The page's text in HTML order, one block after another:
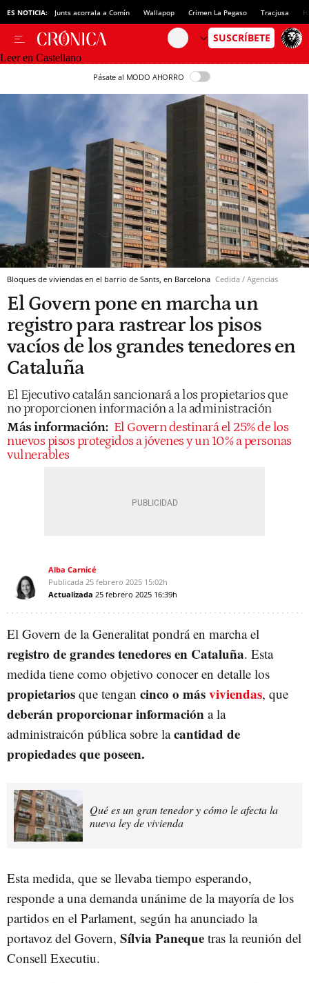
ES NOTICIA: Junts acorrala a Comín Wallapop Crimen La Pegaso Tracjusa
Leer en Castellano
Pásate al MODO AHORRO
Bloques de viviendas en el barrio de Sants, en Barcelona Cedida / Agencias
El Govern pone en marcha un
registro para rastrear los pisos
vacíos de los grandes tenedores en
Cataluña
El Ejecutivo catalán sancionará a los propietarios que
no proporcionen información a la administración
Más información: El Govern destinará el 25% de los
nuevos pisos protegidos a jóvenes y un 10% a personas
vulnerables
Alba Carnicé
Publicada 25 febrero 2025 15:02h
Actualizada 25 febrero 2025 16:39h
El Govern de la Generalitat pondrá en marcha el
registro de grandes tenedores en Cataluña. Esta
medida tiene como objetivo conocer en detalle los
propietarios que tengan cinco o másviviendas, que
deberán proporcionar información a la
administraicón pública sobre lacantidad de
propiedades que poseen.
Qué es un gran tenedor y cómo le afecta la
nueva ley de vivienda
Esta medida, que se llevaba tiempo esperando,
responde a una demanda unánime de la mayoría de los
partidos en el Parlament, según ha anunciado la
portavoz del Govern, Sílvia Paneque tras la reunión del
Consell Executiu.